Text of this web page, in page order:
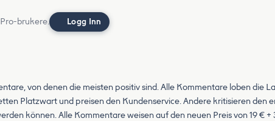
brukere. Logg Inn
von denen die meisten positiv sind. Alle Kommentare loben die
Platzwart und preisen den Kundenservice. Andere kritisieren den
können. Alle Kommentare weisen auf den neuen Preis von 19 € +